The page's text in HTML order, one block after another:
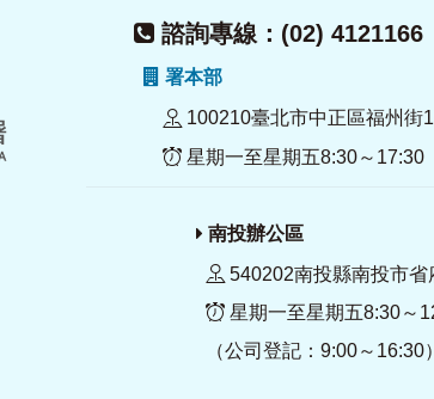
諮詢專線：(02) 4121166
署本部
100210臺北市中正區福州街
星期一至星期五8:30～17:30
南投辦公區
540202南投縣南投市省
星期一至星期五8:30～
（公司登記：9:00～16:30